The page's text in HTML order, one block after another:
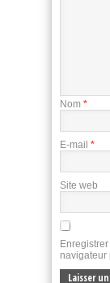
Nom *
E-mail *
Site web
navigateur